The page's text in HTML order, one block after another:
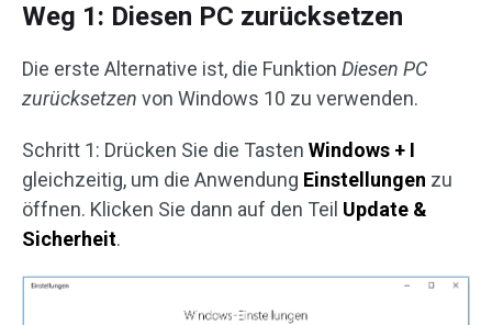
Weg 1: Diesen PC zurücksetzen
Die erste Alternative ist, die Funktion Diesen PC
zurücksetzen von Windows 10 zu verwenden.
Schritt 1: Drücken Sie die Tasten Windows + I
gleichzeitig, um die Anwendung Einstellungen zu
öffnen. Klicken Sie dann auf den Teil Update &
Sicherheit.